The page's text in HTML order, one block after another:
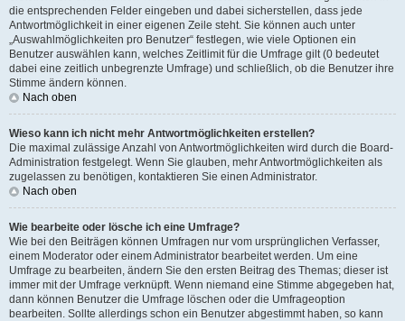
die entsprechenden Felder eingeben und dabei sicherstellen, dass jede
Antwortmöglichkeit in einer eigenen Zeile steht. Sie können auch unter
„Auswahlmöglichkeiten pro Benutzer“ festlegen, wie viele Optionen ein
Benutzer auswählen kann, welches Zeitlimit für die Umfrage gilt (0 bedeutet
dabei eine zeitlich unbegrenzte Umfrage) und schließlich, ob die Benutzer ihre
Stimme ändern können.
Nach oben
Wieso kann ich nicht mehr Antwortmöglichkeiten erstellen?
Die maximal zulässige Anzahl von Antwortmöglichkeiten wird durch die Board-
Administration festgelegt. Wenn Sie glauben, mehr Antwortmöglichkeiten als
zugelassen zu benötigen, kontaktieren Sie einen Administrator.
Nach oben
Wie bearbeite oder lösche ich eine Umfrage?
Wie bei den Beiträgen können Umfragen nur vom ursprünglichen Verfasser,
einem Moderator oder einem Administrator bearbeitet werden. Um eine
Umfrage zu bearbeiten, ändern Sie den ersten Beitrag des Themas; dieser ist
immer mit der Umfrage verknüpft. Wenn niemand eine Stimme abgegeben hat,
dann können Benutzer die Umfrage löschen oder die Umfrageoption
bearbeiten. Sollte allerdings schon ein Benutzer abgestimmt haben, so kann